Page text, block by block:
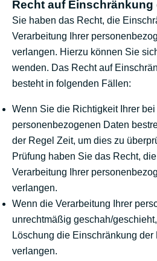
Recht auf Einschränkung
Sie haben das Recht, die
Verarbeitung Ihrer
verlangen. Hierzu können Sie
wenden. Das Recht auf
besteht in folgenden Fällen:
Wenn Sie die Richtigkeit Ihrer
personenbezogenen Daten
der Regel Zeit, um dies zu
Prüfung haben Sie das Recht,
Verarbeitung Ihrer
verlangen.
Wenn die Verarbeitung Ihrer
unrechtmäßig geschah/
Löschung die Einschränkung der
verlangen.